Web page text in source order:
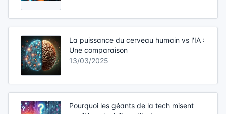
La puissance du cerveau humain vs l'IA :
Une comparaison
13/03/2025
Pourquoi les géants de la tech misent